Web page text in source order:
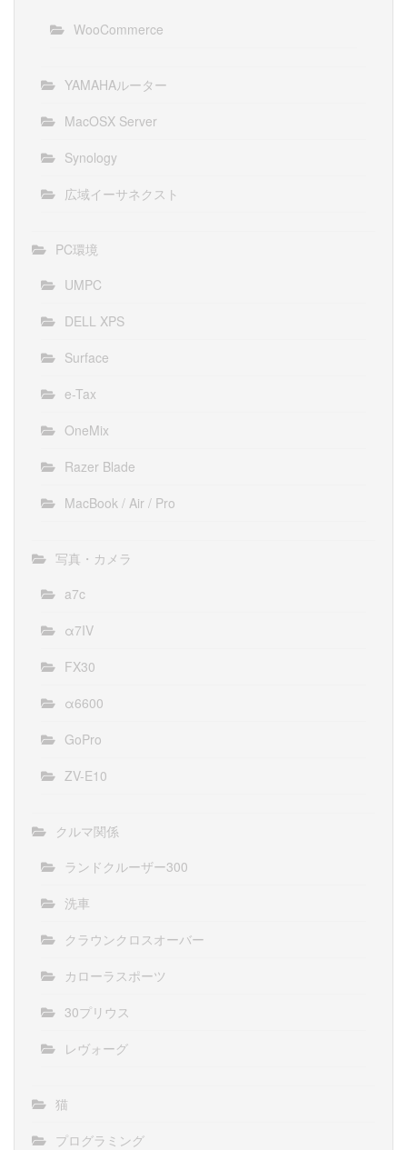
WooCommerce
YAMAHAルーター
MacOSX Server
Synology
広域イーサネクスト
PC環境
UMPC
DELL XPS
Surface
e-Tax
OneMix
Razer Blade
MacBook / Air / Pro
写真・カメラ
a7c
α7IV
FX30
α6600
GoPro
ZV-E10
クルマ関係
ランドクルーザー300
洗車
クラウンクロスオーバー
カローラスポーツ
30プリウス
レヴォーグ
猫
プログラミング